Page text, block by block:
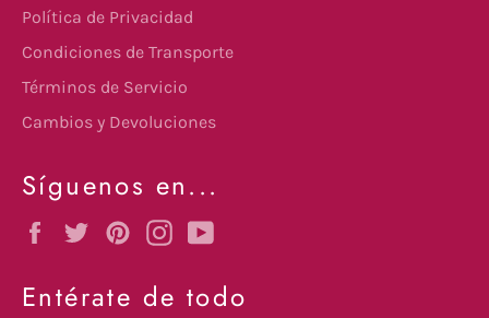
Política de Privacidad
Condiciones de Transporte
Términos de Servicio
Cambios y Devoluciones
Síguenos en...
FacebookTwitterPinterestInstagram
Entérate de todo